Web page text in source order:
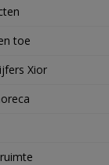
toe
Xior